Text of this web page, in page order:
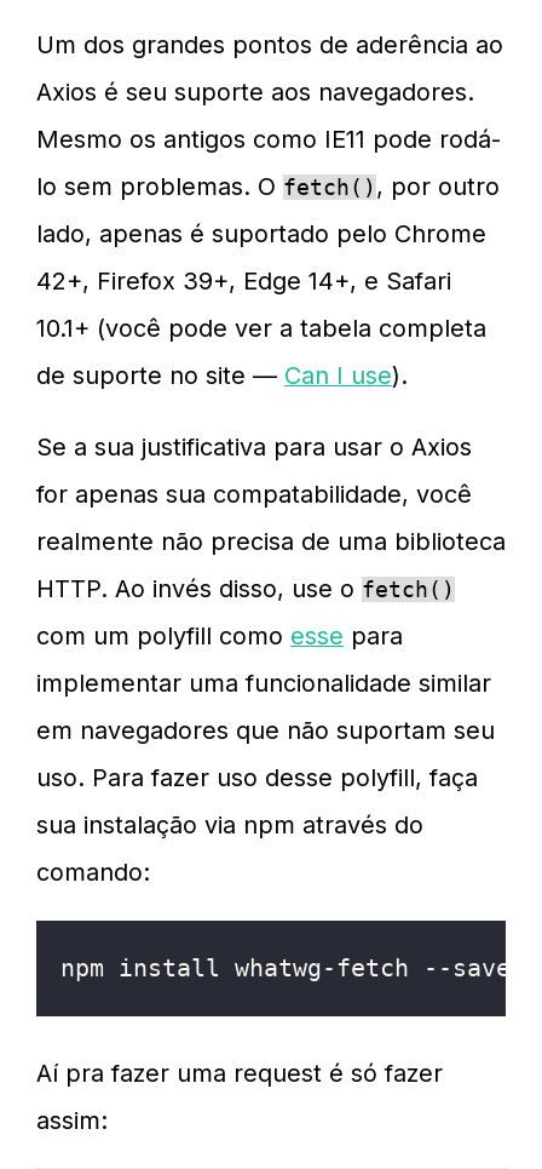
Um dos grandes pontos de aderência ao
Axios é seu suporte aos navegadores.
Mesmo os antigos como IE11 pode rodá-
lo sem problemas. O fetch() , por outro
lado, apenas é suportado pelo Chrome
42+, Firefox 39+, Edge 14+, e Safari
10.1+ (você pode ver a tabela completa
de suporte no site — Can I use).
Se a sua justificativa para usar o Axios
for apenas sua compatabilidade, você
realmente não precisa de uma biblioteca
HTTP. Ao invés disso, use o fetch()
com um polyfill como esse para
implementar uma funcionalidade similar
em navegadores que não suportam seu
uso. Para fazer uso desse polyfill, faça
sua instalação via npm através do
comando:
npm install whatwg-fetch --save
Aí pra fazer uma request é só fazer
assim: